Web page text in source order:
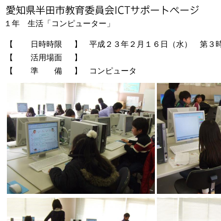
１年 生活「コンピューター」
【 日時時限 】
平成２３年２月１６日（水） 第３
【
活用場面
】
【
準 備 】 コンピュータ